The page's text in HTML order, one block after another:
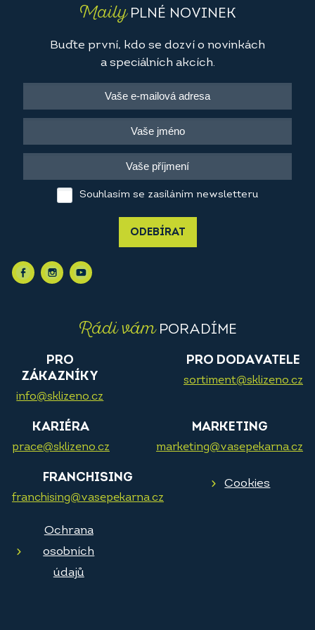
MailyPLNÉ NOVINEK
Buďte první, kdo se dozví o novinkách
a speciálních akcích.
Souhlasím se zasíláním newsletteru
ODEBÍRAT
Rádi vámPORADÍME
PRO
ZÁKAZNÍKY
info@sklizeno.cz
PRO DODAVATELE
sortiment@sklizeno.cz
KARIÉRA
prace@sklizeno.cz
MARKETING
marketing@vasepekarna.cz
FRANCHISING
franchising@vasepekarna.cz
Cookies
Ochrana
osobních
údajů